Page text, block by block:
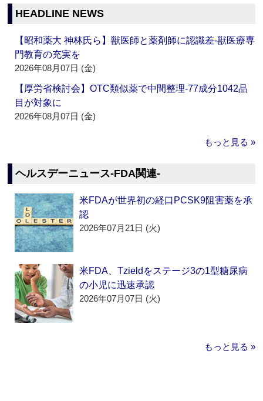
HEADLINE NEWS
【昭和薬大 神林氏ら】獣医師と薬剤師に認識差‐獣医療専
門教育の充実を
2026年08月07日 (金)
【厚労省検討会】OTC類似薬で中間整理‐77成分1042品
目が対象に
2026年08月07日 (金)
もっと見る »
ヘルスデーニュース‐FDA関連‐
米FDAが世界初の経口PCSK9阻害薬を承
認
2026年07月21日 (火)
米FDA、Tzieldをステージ3の1型糖尿病
の小児に迅速承認
2026年07月07日 (火)
もっと見る »